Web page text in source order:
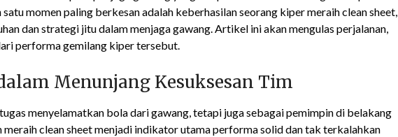
satu momen paling berkesan adalah keberhasilan seorang kiper meraih clean sheet,
dan strategi jitu dalam menjaga gawang. Artikel ini akan mengulas perjalanan,
performa gemilang kiper tersebut.
Menunjang Kesuksesan Tim
menyelamatkan bola dari gawang, tetapi juga sebagai pemimpin di belakang
meraih clean sheet menjadi indikator utama performa solid dan tak terkalahkan